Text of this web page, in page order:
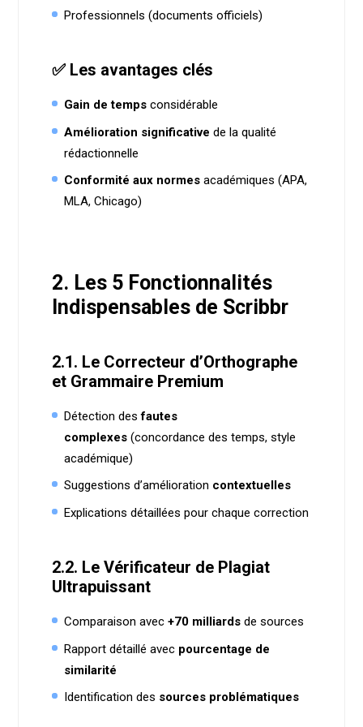
Professionnels (documents officiels)
✅ Les avantages clés
Gain de tempsconsidérable
Amélioration significative de la qualité
rédactionnelle
Conformité aux normesacadémiques (APA,
MLA, Chicago)
2. Les 5 Fonctionnalités
Indispensables de Scribbr
2.1. Le Correcteur d’Orthographe
et Grammaire Premium
Détection desfautes
complexes(concordance des temps, style
académique)
Suggestions d’amélioration contextuelles
Explications détaillées pour chaque correction
2.2. Le Vérificateur de Plagiat
Ultrapuissant
Comparaison avec +70 milliardsde sources
Rapport détaillé avec pourcentage de
similarité
Identification des sources problématiques